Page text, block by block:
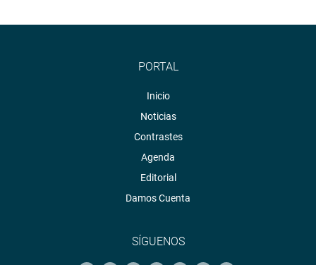
PORTAL
Inicio
Noticias
Contrastes
Agenda
Editorial
Damos Cuenta
SÍGUENOS